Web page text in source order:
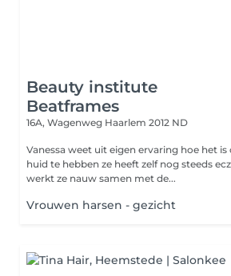
Beauty institute
Beatframes
16A, Wagenweg Haarlem 2012 ND
Vanessa weet uit eigen ervaring hoe het
huid te hebben ze heeft zelf nog steeds eczeem. Juist daardoor
werkt ze nauw samen met de...
Vrouwen harsen - gezicht